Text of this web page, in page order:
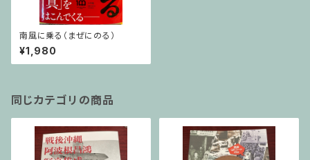
南風に乗る（まぜにのる）
¥1,980
同じカテゴリの商品